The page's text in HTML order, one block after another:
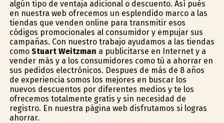
algún tipo de ventaja adicional o descuento. Así pués
en nuestra web ofrecemos un esplendido marco a las
tiendas que venden online para transmitir esos
códigos promocionales al consumidor y empujar sus
campañas. Con nuestro trabajo ayudamos a las tiendas
como Stuart Weitzman a publicitarse en Internet y a
vender más y a los consumidores como tú a ahorrar en
sus pedidos electrónicos. Despues de más de 8 años
de experiencia somos los mejores en buscar los
nuevos descuentos por diferentes medios y te los
ofrecemos totalmente gratis y sin necesidad de
registro. En nuestra página web disfrutamos si logras
ahorrar.